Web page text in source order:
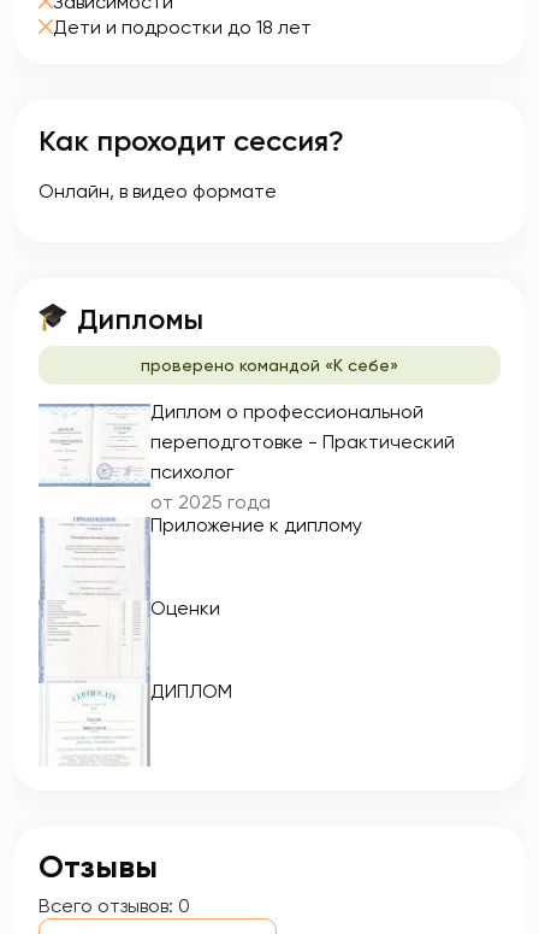
Дети и подростки до 18 лет
Как проходит сессия?
Онлайн, в видео формате
Дипломы
проверено командой «К себе»
Диплом о профессиональной
переподготовке - Практический
психолог
от 2025 года
Приложение к диплому
Оценки
ДИПЛОМ
Отзывы
Всего отзывов: 0